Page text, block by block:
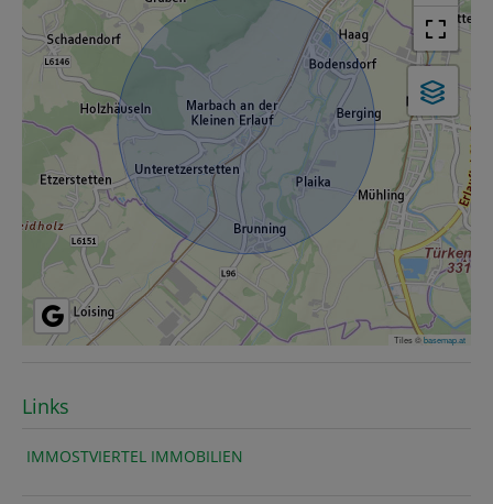
Tiles ©basemap.at
Links
IMMOSTVIERTEL IMMOBILIEN